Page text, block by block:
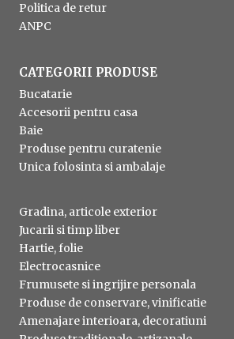
Politica de retur
ANPC
CATEGORII PRODUSE
Bucatarie
Accesorii pentru casa
Baie
Produse pentru curatenie
Unica folosinta si ambalaje
Gradina, articole exterior
Jucarii si timp liber
Hartie, folie
Electrocasnice
Frumusete si ingrijire personala
Produse de conservare, vinificatie
Amenajare interioara, decoratiuni